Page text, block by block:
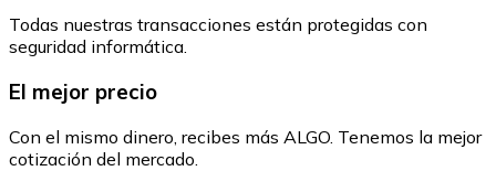
Todas nuestras transacciones están protegidas con
seguridad informática.
El mejor precio
Con el mismo dinero, recibes más ALGO. Tenemos la mejor
cotización del mercado.